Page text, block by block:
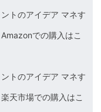
トのアイデア マネす
での購入はこ
トのアイデア マネす
天市場での購入はこ